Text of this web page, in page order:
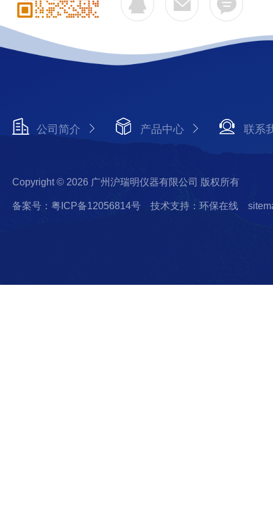
公司简介 产品中心 联系
Copyright © 2026 广州沪瑞明仪器有限公司 版权所有
备案号：粤ICP备12056814号 技术支持：环保在线